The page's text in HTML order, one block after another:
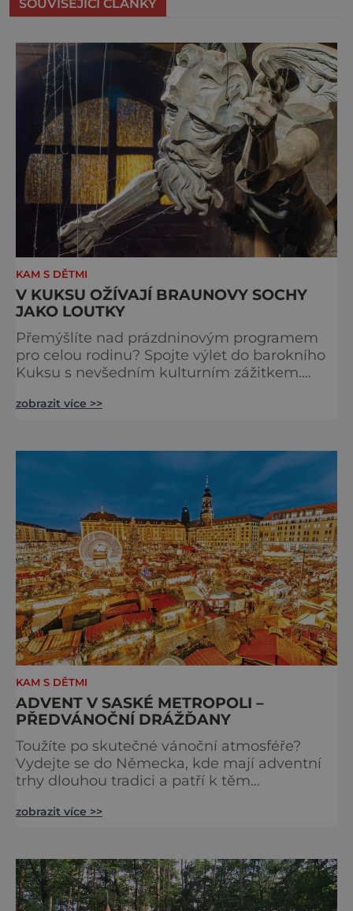
SOUVISEJÍCÍ ČLÁNKY
KAM S DĚTMI
V KUKSU OŽÍVAJÍ BRAUNOVY SOCHY
JAKO LOUTKY
Přemýšlíte nad prázdninovým programem
pro celou rodinu? Spojte výlet do barokního
Kuksu s nevšedním kulturním zážitkem.
Comoedien-Hausu zve na stálou expozici
Matyáše Bernarda Brauna nejen z Kuksu.
Výstava Braunova socha loutkou představuje
padesát autorských loutek řezbáře a scénog
zobrazit více >>
KAM S DĚTMI
ADVENT V SASKÉ METROPOLI –
PŘEDVÁNOČNÍ DRÁŽĎANY
Toužíte po skutečné vánoční atmosféře?
Vydejte se do Německa, kde mají adventní
trhy dlouhou tradici a patří k těm
českým hranicím najdete v Drážďanech –
S norimberským Christkindlesmarktem se
drážďanské vánoční trhy každoročně
přetahují o pozici nejnavštěvovanějších t
zobrazit více >>